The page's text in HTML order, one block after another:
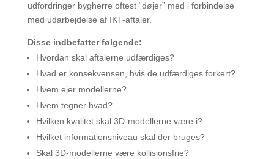
udfordringer bygherre oftest “døjer” med i forbindelse
med udarbejdelse af IKT-aftaler.
Disse indbefatter følgende:
Hvordan skal aftalerne udfærdiges?
Hvad er konsekvensen, hvis de udfærdiges forkert?
Hvem ejer modellerne?
Hvem tegner hvad?
Hvilken kvalitet skal 3D-modellerne være i?
Hvilket informationsniveau skal der bruges?
Skal 3D-modellerne være kollisionsfrie?